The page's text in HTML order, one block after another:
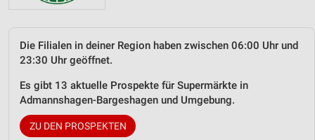
Die Filialen in deiner Region haben zwischen 06:00 Uhr und
23:30 Uhr geöffnet.
Es gibt 13 aktuelle Prospekte für Supermärkte in
Admannshagen-Bargeshagen und Umgebung.
ZU DEN PROSPEKTEN